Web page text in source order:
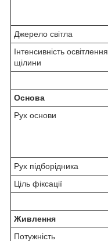
Джерело світла
Інтенсивність освітлення
щілини
Основа
Рух основи
Рух підборідника
Ціль фіксації
Живлення
Потужність